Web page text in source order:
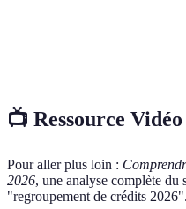
📺 Ressource Vidéo
Pour aller plus loin :
2026, une analyse complète du
"regroupement de crédits 2026".